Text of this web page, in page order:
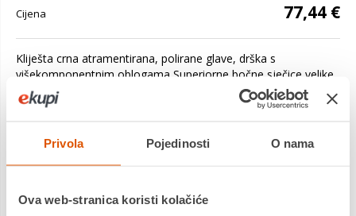
Privola Pojedinosti O nama
Ova web-stranica koristi kolačiće
Cijena 77,44 €
Kliješta crna atramentirana, polirane glave, drška s
višekomponentnim oblogama Superiorne bočne sječice velike
snage sa patentiranim dvostrukim zglobom Idealan prijenos
sile zbog dizajna dv...
Dostavljamo već od
19.08.2026
Platite gotovinom pri preuzimanju, Internet bankarstvom, karticama